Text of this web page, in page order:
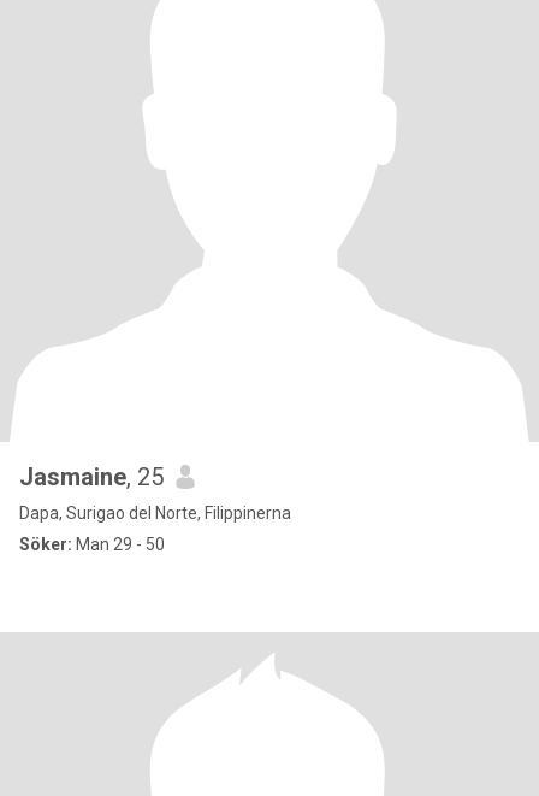
Jasmaine, 25
Dapa, Surigao del Norte, Filippinerna
Söker: Man 29 - 50